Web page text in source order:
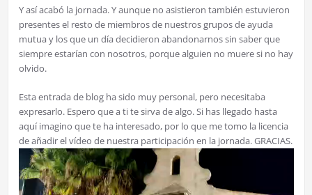
Y así acabó la jornada. Y aunque no asistieron también estuvieron
presentes el resto de miembros de nuestros grupos de ayuda
mutua y los que un día decidieron abandonarnos sin saber que
siempre estarían con nosotros, porque alguien no muere si no hay
olvido.
Esta entrada de blog ha sido muy personal, pero necesitaba
expresarlo. Espero que a ti te sirva de algo. Si has llegado hasta
aquí imagino que te ha interesado, por lo que me tomo la licencia
de añadir el vídeo de nuestra participación en la jornada. GRACIAS.